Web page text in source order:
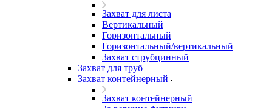
Захват для листа
Вертикальный
Горизонтальный
Горизонтальный/вертикальный
Захват струбцинный
Захват для труб
Захват контейнерный
Захват контейнерный